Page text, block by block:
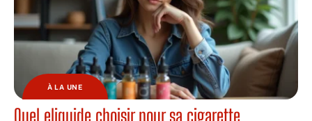
À LA UNE
Quel eliquide choisir pour sa cigarette